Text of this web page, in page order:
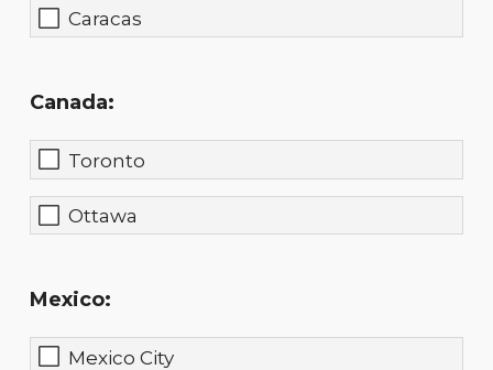
Caracas
Canada:
Toronto
Ottawa
Mexico:
Mexico City